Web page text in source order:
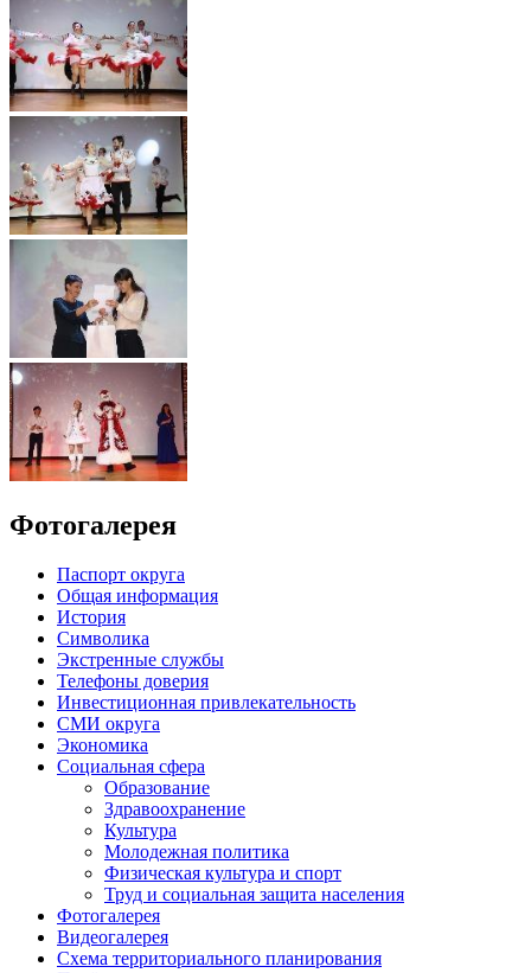
Фотогалерея
Паспорт округа
Общая информация
История
Символика
Экстренные службы
Телефоны доверия
Инвестиционная привлекательность
СМИ округа
Экономика
Социальная сфера
Образование
Здравоохранение
Культура
Молодежная политика
Физическая культура и спорт
Труд и социальная защита населения
Фотогалерея
Видеогалерея
Схема территориального планирования